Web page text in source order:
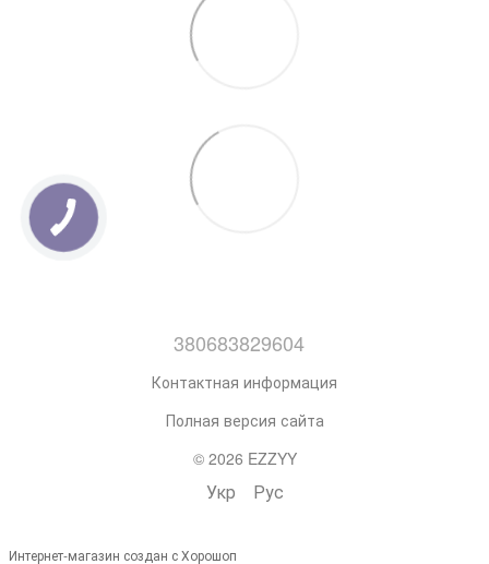
380683829604
Контактная информация
Полная версия сайта
© 2026 EZZYY
Укр Рус
Интернет-магазин создан с Хорошоп